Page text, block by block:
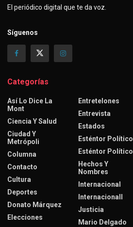
El periódico digital que te da voz.
Síguenos
Categorías
Así Lo Dice La
Mont
Ciencia Y Salud
Ciudad Y
Metrópoli
Columna
Contacto
Cultura
Deportes
Donato Márquez
Elecciones
Entretelones
Entrevista
Estados
Esténtor Político
Esténtor Político
Hechos Y
Nombres
Internacional
Internacionall
Justicia
Mario Delgado